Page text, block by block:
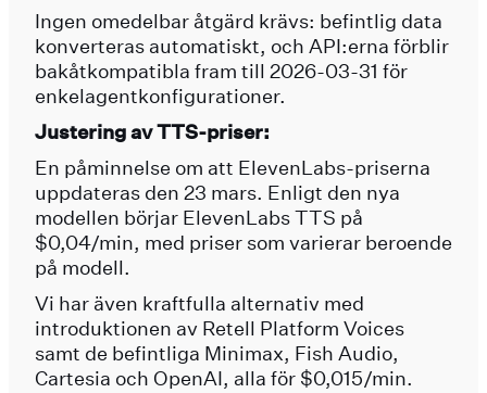
Ingen omedelbar åtgärd krävs: befintlig data
konverteras automatiskt, och API:erna förblir
bakåtkompatibla fram till 2026-03-31 för
enkelagentkonfigurationer.
Justering av TTS-priser:
En påminnelse om att ElevenLabs-priserna
uppdateras den 23 mars. Enligt den nya
modellen börjar ElevenLabs TTS på
$0,04/min, med priser som varierar beroende
på modell.
Vi har även kraftfulla alternativ med
introduktionen av Retell Platform Voices
samt de befintliga Minimax, Fish Audio,
Cartesia och OpenAI, alla för $0,015/min.